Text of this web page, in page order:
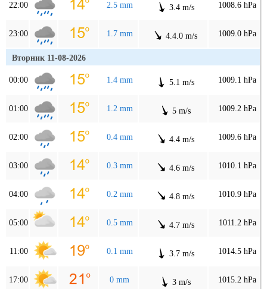
22:00 2.5 mm 3.4 m/s 1008.6 hPa
23:00 1.7 mm 4.4.0 m/s 1009.0 hPa
Вторник 11-08-2026
00:00 1.4 mm 5.1 m/s 1009.1 hPa
01:00 1.2 mm 5 m/s 1009.2 hPa
02:00 0.4 mm 4.4 m/s 1009.6 hPa
03:00 0.3 mm 4.6 m/s 1010.1 hPa
04:00 0.2 mm 4.8 m/s 1010.9 hPa
05:00 0.5 mm 4.7 m/s 1011.2 hPa
11:00 0.1 mm 3.7 m/s 1014.5 hPa
17:00 0 mm 3 m/s 1015.2 hPa